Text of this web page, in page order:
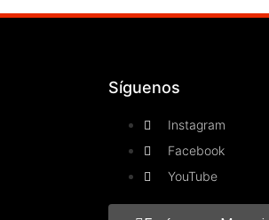
Síguenos
Instagram
Facebook
YouTube